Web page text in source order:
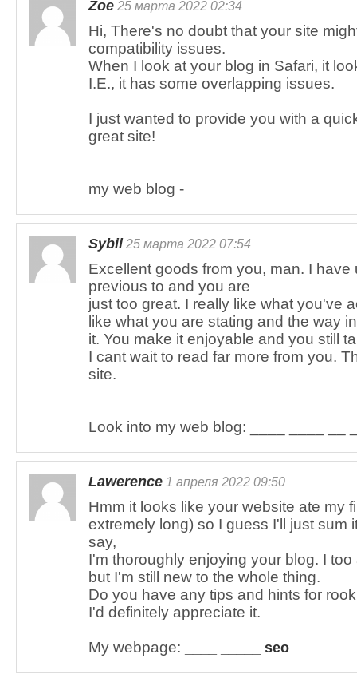
Zoe 25 марта 2022 02:34
Hi, There's no doubt that your site
compatibility issues.
When I look at your blog in Safari, it
I.E., it has some overlapping issues.
I just wanted to provide you with a
great site!
my web blog -
Sybil25 марта 2022 07:54
Excellent goods from you, man. I
previous to and you are
just too great. I really like what you've
like what you are stating and the way
it. You make it enjoyable and you still
I cant wait to read far more from you.
site.
Look into my web blog: ____ ____ __
Lawerence 1 апреля 2022 09:50
Hmm it looks like your website ate my
extremely long) so I guess I'll just sum
say,
I'm thoroughly enjoying your blog. I
but I'm still new to the whole thing.
Do you have any tips and hints for
I'd definitely appreciate it.
My webpage: ____ _____ seo